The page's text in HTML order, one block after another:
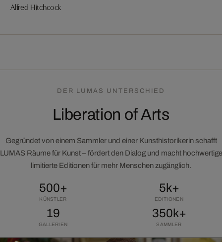
Alfred Hitchcock
DER LUMAS UNTERSCHIED
Liberation of Arts
Gegründet von einem Sammler und einer Kunsthistorikerin schafft
LUMAS Räume für Kunst – fördert den Dialog und macht hochwertige
limitierte Editionen für mehr Menschen zugänglich.
500+
KÜNSTLER
5k+
EDITIONEN
19
GALLERIEN
350k+
SAMMLER